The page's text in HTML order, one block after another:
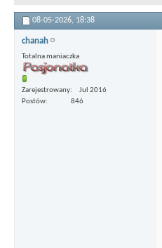
08-05-2026, 18:38
chanah
Totalna maniaczka
Zarejestrowany
Jul 2016
Postów
846